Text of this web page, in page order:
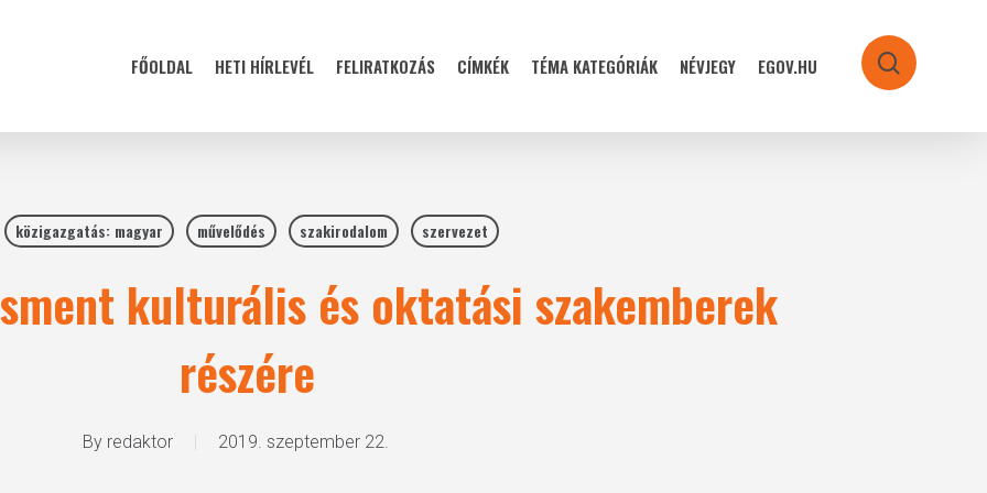
FŐOLDAL HETI HÍRLEVÉL FELIRATKOZÁS CÍMKÉK TÉMA KATEGÓRIÁK NÉVJEGY EGOV.HU search
közigazgatás: magyar művelődés szakirodalom szervezet
kulturális és oktatási szakemberek
részére
By redaktor 2019. szeptember 22.